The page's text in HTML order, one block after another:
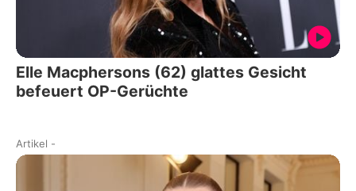
Elle Macphersons (62) glattes Gesicht
befeuert OP-Gerüchte
Artikel -